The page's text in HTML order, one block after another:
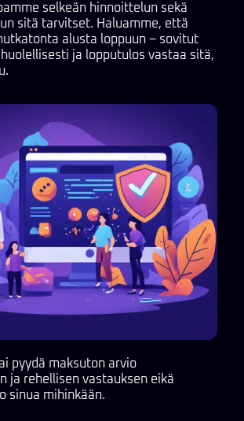
selkeän hinnoittelun sekä
sitä tarvitset. Haluamme, että
alusta loppuun – sovitut
ja lopputulos vastaa sitä,
pyydä maksuton arvio
ja rehellisen vastauksen eikä
sinua mihinkään.